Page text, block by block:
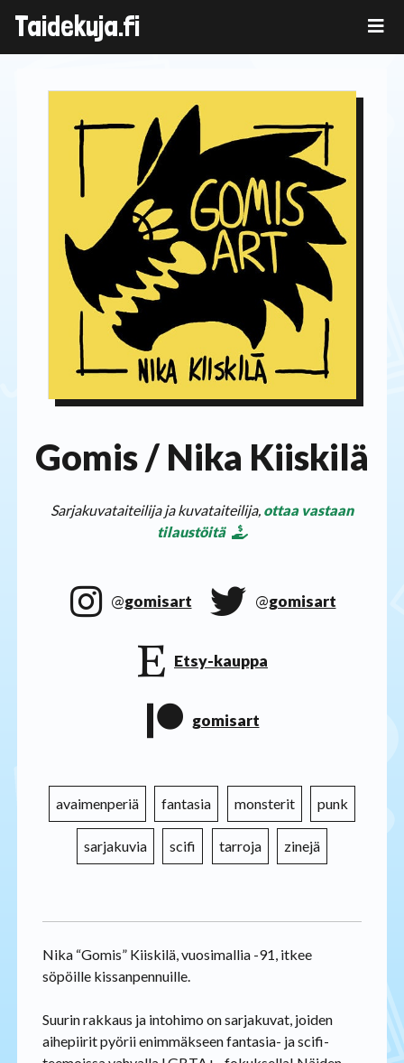
content
Taidekuja.fi
Gomis / Nika Kiiskilä
Sarjakuvataiteilija ja kuvataiteilija, ottaa vastaan
tilaustöitä
@gomisart @gomisart
Etsy-kauppa
gomisart
avaimenperiä fantasia monsterit punk
sarjakuvia scifi tarroja zinejä
Nika “Gomis” Kiiskilä, vuosimallia -91, itkee
söpöille kissanpennuille.
Suurin rakkaus ja intohimo on sarjakuvat, joiden
aihepiirit pyörii enimmäkseen fantasia- ja scifi-